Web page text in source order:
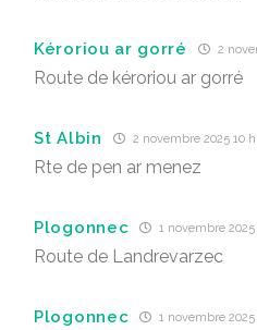
Kéroriou ar gorré 2
Route de kéroriou ar gorré
St Albin 2 novembre 2025 10
Rte de pen ar menez
Plogonnec 1 novembre
Route de Landrevarzec
Plogonnec 1 novembre